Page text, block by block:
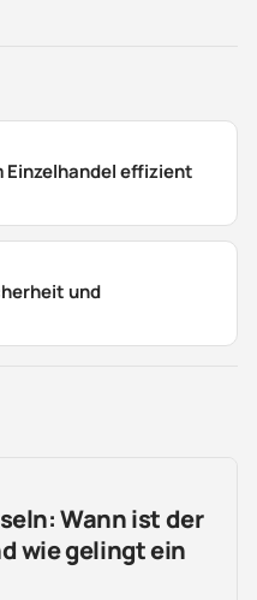
Einzelhandel effizient
und
Wann ist der
wie gelingt ein